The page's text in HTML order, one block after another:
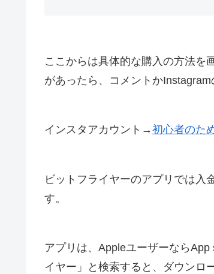
ここからは具体的な購入の方法を
があったら、コメントか
インスタアカウント→初心者のた
ビットフライヤーのアプリでは入
す。
アプリは、Appleユーザーなら
イヤー」と検索すると、ダウンロ